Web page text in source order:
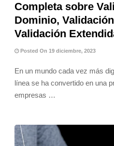
Completa sobre
Dominio,
Validación
Posted On 19 diciembre, 2023
En un mundo cada vez más
línea se ha convertido en una
empresas …